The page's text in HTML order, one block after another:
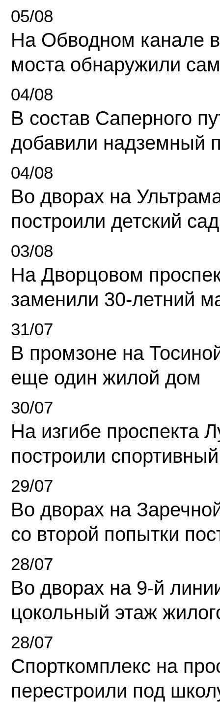
05/08
На Обводном канале
моста обнаружили
04/08
В состав Саперного
добавили надземный
04/08
Во дворах на
построили детский сад
03/08
На Дворцовом
заменили 30-летний
31/07
В промзоне на
еще один жилой дом
30/07
На изгибе проспекта
построили
29/07
Во дворах на
со второй попытки
28/07
Во дворах на 9-й
цокольный этаж
28/07
Спорткомплекс на
перестроили под